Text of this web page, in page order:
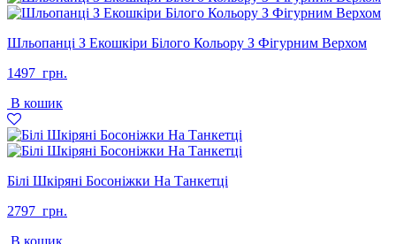
Шльопанці З Екошкіри Білого Кольору З Фігурним Верхом
1497 грн.
В кошик
Білі Шкіряні Босоніжки На Танкетці
2797 грн.